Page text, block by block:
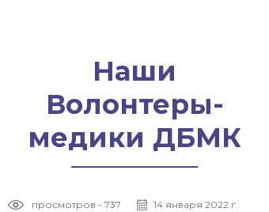
Наши
Волонтеры-
медики ДБМК
просмотров - 737 14 января 2022 г.